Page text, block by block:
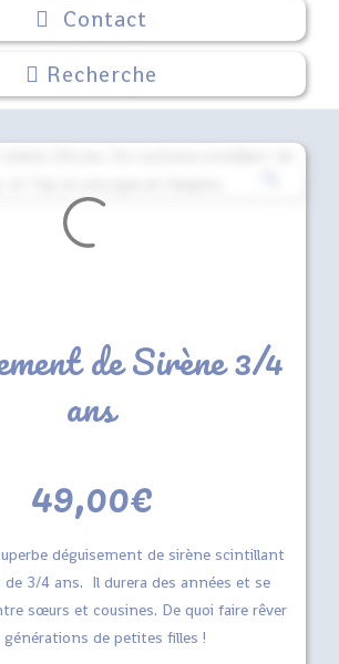
Contact
de Sirène 3/4
ans
49,00€
déguisement de sirène scintillant
de 3/4 ans. Il durera des années et se
sœurs et cousines. De quoi faire rêver
générations de petites filles !